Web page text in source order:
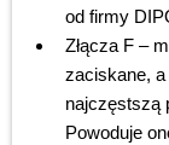
od firmy
Złącza F –
zaciskane, a
najczęstszą
Powoduje